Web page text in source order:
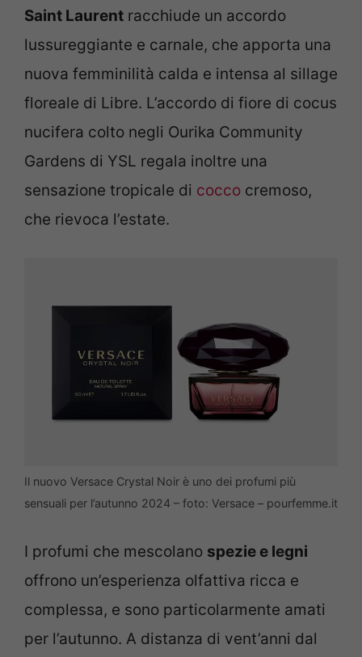
Saint Laurent racchiude un accordo
lussureggiante e carnale, che apporta una
nuova femminilità calda e intensa al sillage
floreale di Libre. L’accordo di fiore di cocus
nucifera colto negli Ourika Community
Gardens di YSL regala inoltre una
sensazione tropicale di cocco cremoso,
che rievoca l’estate.
Il nuovo Versace Crystal Noir è uno dei profumi più
sensuali per l’autunno 2024 – foto: Versace – pourfemme.it
I profumi che mescolano spezie e legni
offrono un’esperienza olfattiva ricca e
complessa, e sono particolarmente amati
per l’autunno. A distanza di vent’anni dal